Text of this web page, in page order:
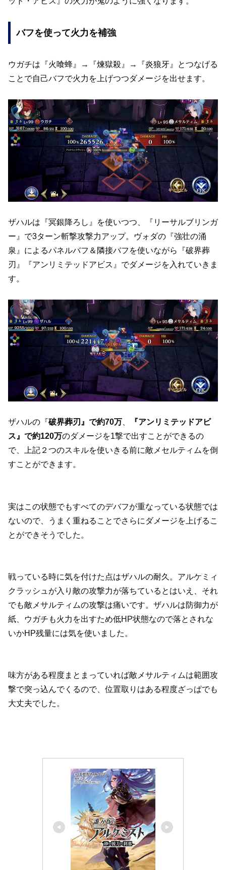
バフを使って火力を補強
ウガチは『火喰蜂』→『煉獄殺』→『炎狼牙』とつなげる
ことで自己バフで火力を上げつつダメージを出せます。
ザハルは『冥銀降ろし』を使いつつ、『リーサルブリンガ
ー』で3ターン斬撃攻撃力アップ。ヴォダの『強壮の涌
泉』によるパネルバフ＆隣接バフを使いながら『破界葬
刃』『アンリミテッドアビス』でダメージを入れていきま
す。
ザハルの『破界葬刃』で約70万
『アンリミテッドアビ
ス』で約120万のダメージを1撃で出すことができるの
で、上記２つのスキルを使いきる前に敵メセルティムを倒
すことができます。
実はこの状態でもすべてのデバフが重なっている状態では
ないので、うまく重ねることでさらにダメージを上げるこ
とができそうでした。
戦っている時に気を付けた点はザハルの耐久。アルケミィ
クラッシュが入り敵の攻撃力が落ちているとはいえ、それ
でも敵メサルティムの攻撃は痛いです。ザハルは防御力が
紙、ウガチも火力を出すため低HP状態なので落とされな
いかHP残量には気を使いました。
味方がある程度まとまっていれば敵メサルティムは範囲攻
撃で突っ込んでくるので、位置取りはある程度ざっぱでも
大丈夫でした。